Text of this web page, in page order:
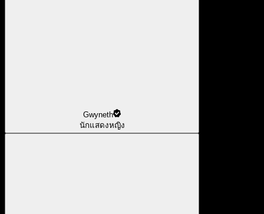
Gwyneth
นักแสดงหญิง